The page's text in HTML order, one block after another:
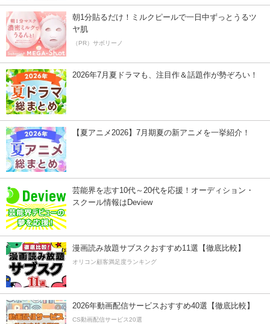
朝1分貼るだけ！ミルクピールで一日中ずっとうるツ
ヤ肌
（PR）サボリーノ
2026年7月夏ドラマも、注目作＆話題作が勢ぞろい！
【夏アニメ2026】7月期夏の新アニメを一挙紹介！
芸能界を志す10代～20代を応援！オーディション・
スクール情報はDeview
漫画読み放題サブスクおすすめ11選【徹底比較】
オリコン顧客満足度ランキング
2026年動画配信サービスおすすめ40選【徹底比較】
CS動画配信サービス20選